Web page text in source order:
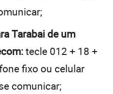
Tarabai de um
tecle 012 + 18 +
fixo ou celular
comunicar;